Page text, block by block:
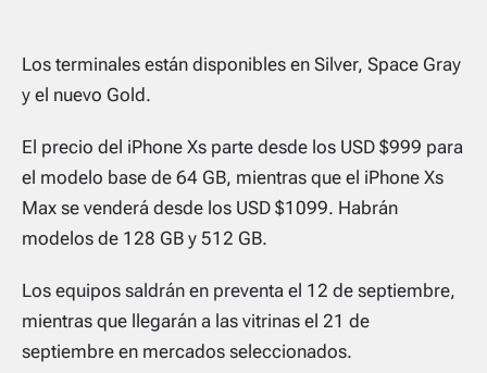
Los terminales están disponibles en Silver, Space Gray
y el nuevo Gold.
El precio del iPhone Xs parte desde los USD $999 para
el modelo base de 64 GB, mientras que el iPhone Xs
Max se venderá desde los USD $1099. Habrán
modelos de 128 GB y 512 GB.
Los equipos saldrán en preventa el 12 de septiembre,
mientras que llegarán a las vitrinas el 21 de
septiembre en mercados seleccionados.